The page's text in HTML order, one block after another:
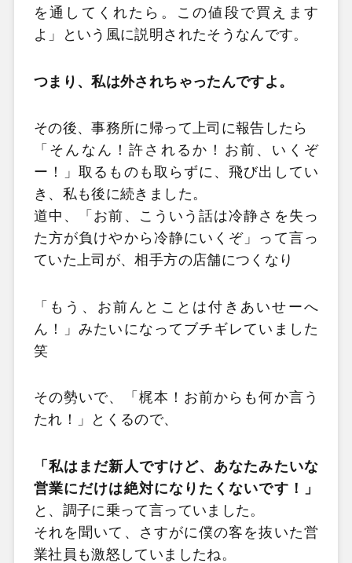
を通してくれたら。この値段で買えます
よ」という風に説明されたそうなんです。
つまり、私は外されちゃったんですよ。
その後、事務所に帰って上司に報告したら
「そんなん！許されるか！お前、いくぞ
ー！」取るものも取らずに、飛び出してい
き、私も後に続きました。
道中、「お前、こういう話は冷静さを失っ
た方が負けやから冷静にいくぞ」って言っ
ていた上司が、相手方の店舗につくなり
「もう、お前んとことは付きあいせーへ
ん！」みたいになってブチギレていました
笑
その勢いで、「梶本！お前からも何か言う
たれ！」とくるので、
「私はまだ新人ですけど、あなたみたいな
営業にだけは絶対になりたくないです！」
と、調子に乗って言っていました。
それを聞いて、さすがに僕の客を抜いた営
業社員も激怒していましたね。